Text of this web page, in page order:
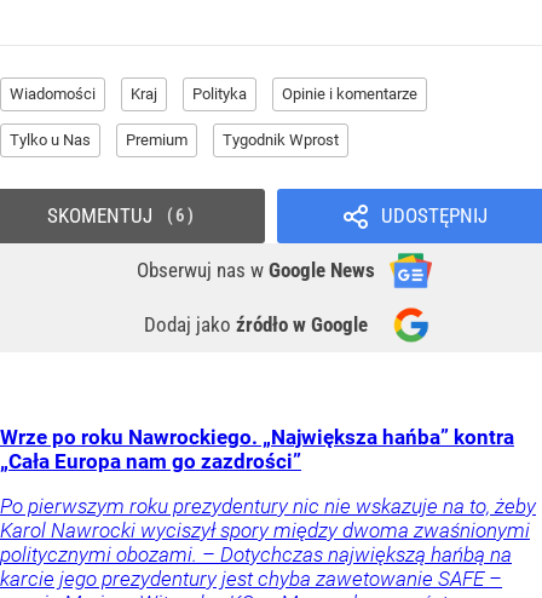
Wiadomości Kraj Polityka Opinie i komentarze
Tylko u Nas Premium Tygodnik Wprost
UDOSTĘPNIJ
Obserwuj nas w Google News
Dodaj jako źródło w Google
SKOMENTUJ 6
Wrze po roku Nawrockiego. „Największa hańba” kontra
„Cała Europa nam go zazdrości”
Po pierwszym roku prezydentury nic nie wskazuje na to, żeby
Karol Nawrocki wyciszył spory między dwoma zwaśnionymi
politycznymi obozami. – Dotychczas największą hańbą na
karcie jego prezydentury jest chyba zawetowanie SAFE –